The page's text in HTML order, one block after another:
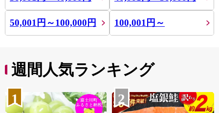
50,001円～100,000円 100,001円～
週間人気ランキング
1 2